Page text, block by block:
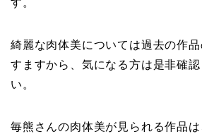
綺麗な肉体美については過去の作
すますから、気になる方は是非確
い。
毎熊さんの肉体美が見られる作品